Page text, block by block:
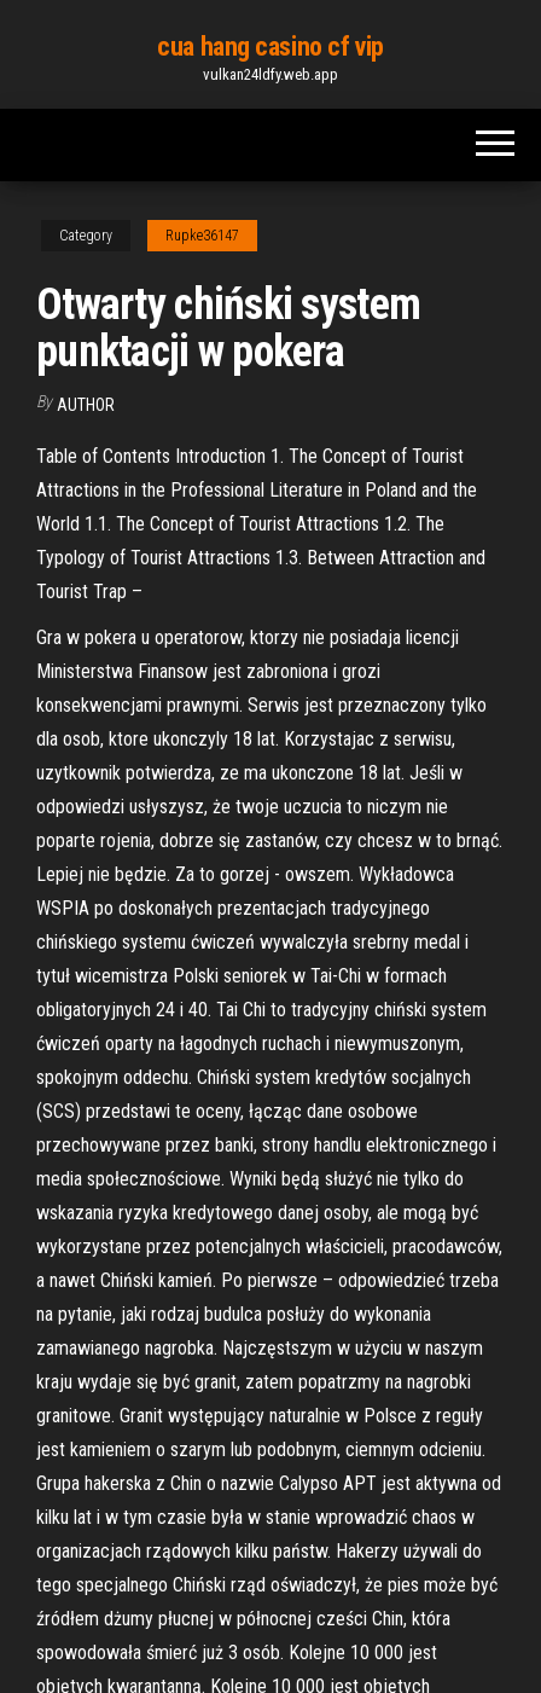
content
cua hang casino cf vip
vulkan24ldfy.web.app
Category Rupke36147
Otwarty chiński system
punktacji w pokera
By AUTHOR
Table of Contents Introduction 1. The Concept of Tourist
Attractions in the Professional Literature in Poland and the
World 1.1. The Concept of Tourist Attractions 1.2. The
Typology of Tourist Attractions 1.3. Between Attraction and
Tourist Trap –
Gra w pokera u operatorow, ktorzy nie posiadaja licencji
Ministerstwa Finansow jest zabroniona i grozi
konsekwencjami prawnymi. Serwis jest przeznaczony tylko
dla osob, ktore ukonczyly 18 lat. Korzystajac z serwisu,
uzytkownik potwierdza, ze ma ukonczone 18 lat. Jeśli w
odpowiedzi usłyszysz, że twoje uczucia to niczym nie
poparte rojenia, dobrze się zastanów, czy chcesz w to brnąć.
Lepiej nie będzie. Za to gorzej - owszem. Wykładowca
WSPIA po doskonałych prezentacjach tradycyjnego
chińskiego systemu ćwiczeń wywalczyła srebrny medal i
tytuł wicemistrza Polski seniorek w Tai-Chi w formach
obligatoryjnych 24 i 40. Tai Chi to tradycyjny chiński system
ćwiczeń oparty na łagodnych ruchach i niewymuszonym,
spokojnym oddechu. Chiński system kredytów socjalnych
(SCS) przedstawi te oceny, łącząc dane osobowe
przechowywane przez banki, strony handlu elektronicznego i
media społecznościowe. Wyniki będą służyć nie tylko do
wskazania ryzyka kredytowego danej osoby, ale mogą być
wykorzystane przez potencjalnych właścicieli, pracodawców,
a nawet Chiński kamień. Po pierwsze – odpowiedzieć trzeba
na pytanie, jaki rodzaj budulca posłuży do wykonania
zamawianego nagrobka. Najczęstszym w użyciu w naszym
kraju wydaje się być granit, zatem popatrzmy na nagrobki
granitowe. Granit występujący naturalnie w Polsce z reguły
jest kamieniem o szarym lub podobnym, ciemnym odcieniu.
Grupa hakerska z Chin o nazwie Calypso APT jest aktywna od
kilku lat i w tym czasie była w stanie wprowadzić chaos w
organizacjach rządowych kilku państw. Hakerzy używali do
tego specjalnego Chiński rząd oświadczył, że pies może być
źródłem dżumy płucnej w północnej cześci Chin, która
spowodowała śmierć już 3 osób. Kolejne 10 000 jest
objętych kwarantanną. Kolejne 10 000 jest objętych